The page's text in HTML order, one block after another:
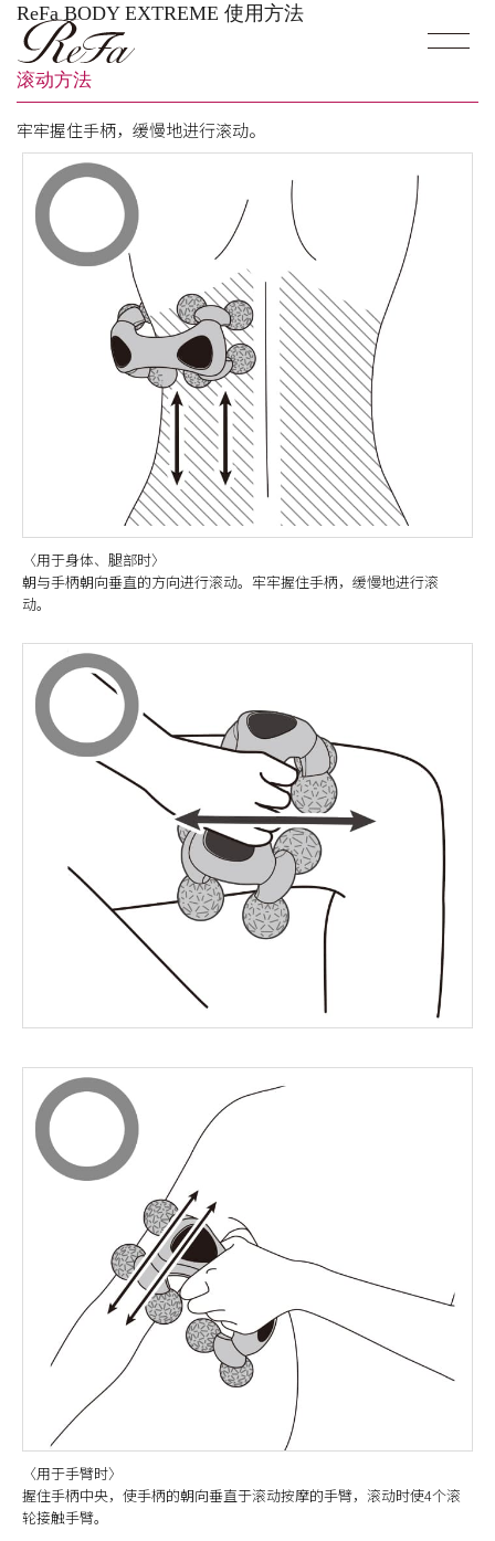
ReFa BODY EXTREME 使用方法
滚动方法
牢牢握住手柄，缓慢地进行滚动。
〈用于身体、腿部时〉
朝与手柄朝向垂直的方向进行滚动。牢牢握住手柄，缓慢地进行滚
动。
〈用于手臂时〉
握住手柄中央，使手柄的朝向垂直于滚动按摩的手臂，滚动时使4个滚
轮接触手臂。